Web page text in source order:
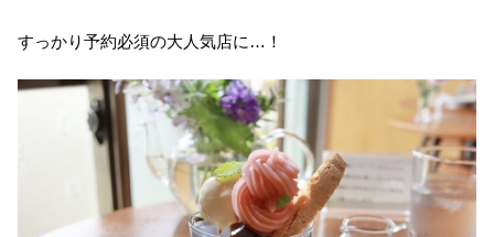
すっかり予約必須の大人気店に…！